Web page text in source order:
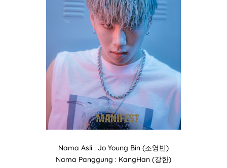
Nama Asli : Jo Young Bin (조영빈)
Nama Panggung : KangHan (강한)